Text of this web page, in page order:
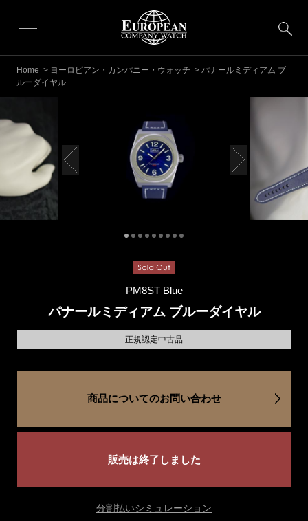
Home > ヨーロピアン・カンパニー・ウォッチ > パナールミディアム ブ
ルーダイヤル
PM8ST Blue
パナールミディアム ブルーダイヤル
正規認定中古品
商品についてのお問い合わせ
販売は終了しました
分割払いシミュレーション